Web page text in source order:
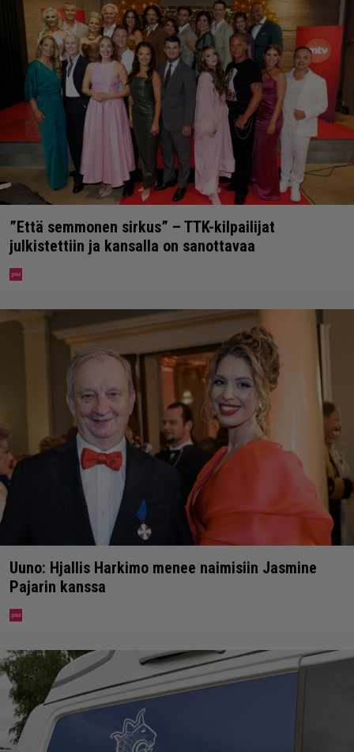
”Että semmonen sirkus” – TTK-kilpailijat
julkistettiin ja kansalla on sanottavaa
Uuno: Hjallis Harkimo menee naimisiin Jasmine
Pajarin kanssa